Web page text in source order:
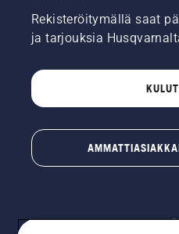
Rekisteröitymällä saat
ja tarjouksia